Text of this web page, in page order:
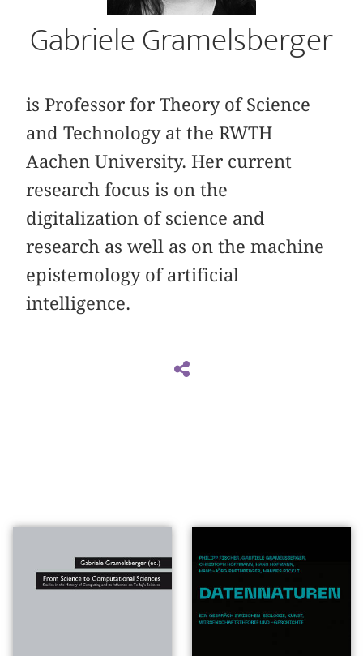
Gabriele Gramelsberger
is Professor for Theory of Science
and Technology at the RWTH
Aachen University. Her current
research focus is on the
digitalization of science and
research as well as on the machine
epistemology of artificial
intelligence.